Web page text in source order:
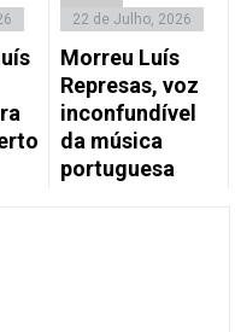
22 de Julho, 2026
Morreu Luís
Represas, voz
inconfundível
da música
portuguesa